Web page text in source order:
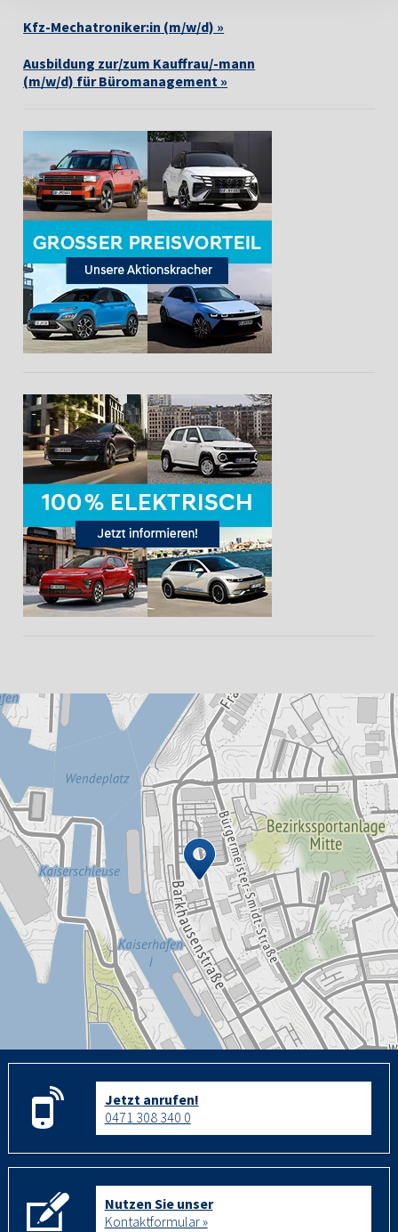
Kfz-Mechatroniker:in (m/w/d) »
Ausbildung zur/zum Kauffrau/-mann
(m/w/d) für Büromanagement »
Jetzt anrufen!
0471 308 340 0
Nutzen Sie unser
Kontaktformular »